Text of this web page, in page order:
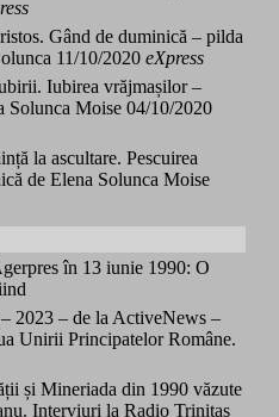
Gând de duminică – pilda
11/10/2020 eXpress
Iubirea vrăjmașilor –
Solunca Moise 04/10/2020
la ascultare. Pescuirea
de Elena Solunca Moise
în 13 iunie 1990: O
2023 – de la ActiveNews –
Unirii Principatelor Române.
și Mineriada din 1990 văzute
Interviuri la Radio Trinitas